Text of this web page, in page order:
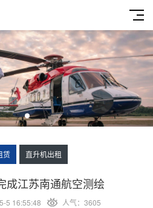
赁 直升机出租
成江苏南通航空测绘
5 16:55:48 人气：3605